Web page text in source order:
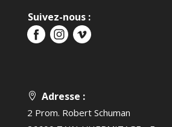
Suivez-nous :
Adresse :
2 Prom. Robert Schuman